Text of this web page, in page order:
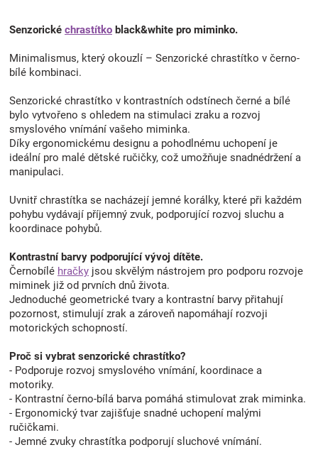
Senzorické chrastítko black&white pro miminko.
Minimalismus, který okouzlí – Senzorické chrastítko v černo-
bílé kombinaci.
Senzorické chrastítko v kontrastních odstínech černé a bílé
bylo vytvořeno s ohledem na stimulaci zraku a rozvoj
smyslového vnímání vašeho miminka.
Díky ergonomickému designu a pohodlnému uchopení je
ideální pro malé dětské ručičky, což umožňuje snadnédržení a
manipulaci.
Uvnitř chrastítka se nacházejí jemné korálky, které při každém
pohybu vydávají příjemný zvuk, podporující rozvoj sluchu a
koordinace pohybů.
Kontrastní barvy podporující vývoj dítěte.
Černobílé hračky jsou skvělým nástrojem pro podporu rozvoje
miminek již od prvních dnů života.
Jednoduché geometrické tvary a kontrastní barvy přitahují
pozornost, stimulují zrak a zároveň napomáhají rozvoji
motorických schopností.
Proč si vybrat senzorické chrastítko?
- Podporuje rozvoj smyslového vnímání, koordinace a
motoriky.
- Kontrastní černo-bílá barva pomáhá stimulovat zrak miminka.
- Ergonomický tvar zajišťuje snadné uchopení malými
ručičkami.
- Jemné zvuky chrastítka podporují sluchové vnímání.